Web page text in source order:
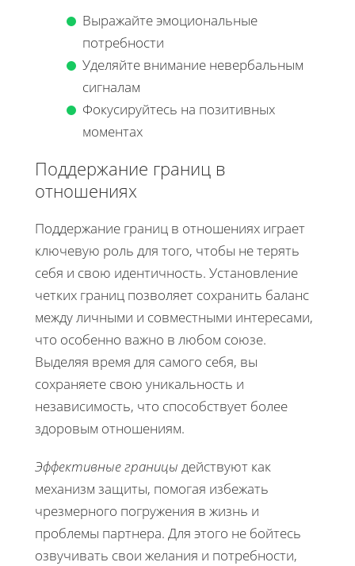
Выражайте эмоциональные
потребности
Уделяйте внимание невербальным
сигналам
Фокусируйтесь на позитивных
моментах
Поддержание границ в
отношениях
Поддержание границ в отношениях играет
ключевую роль для того, чтобы не терять
себя и свою идентичность. Установление
четких границ позволяет сохранить баланс
между личными и совместными интересами,
что особенно важно в любом союзе.
Выделяя время для самого себя, вы
сохраняете свою уникальность и
независимость, что способствует более
здоровым отношениям.
Эффективные границы действуют как
механизм защиты, помогая избежать
чрезмерного погружения в жизнь и
проблемы партнера. Для этого не бойтесь
озвучивать свои желания и потребности,